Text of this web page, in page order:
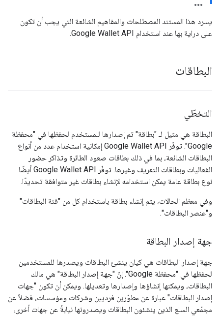
يسرد هذا المستند المصطلحات والمفاهيم الشائعة التي يجب أن تكون
على دراية بها عند استخدام Google Wallet API.
البطاقات
التخطّي
البطاقة هي مثيل لـ "بطاقة" تم إصدارها للمستخدم لحفظها في "محفظة
Google". توفّر Google Wallet API إمكانية استخدام عدد من أنواع
البطاقات الشائعة، بما في ذلك بطاقات صعود الطائرة وتذاكر حضور
الفعاليات وبطاقات التعريف وغيرها. توفّر Google Wallet API أيضًا
نوع بطاقة عامة يمكن استخدامه لإنشاء بطاقات غير متوافقة تحديدًا.
وفي معظم الحالات، يتم إنشاء بطاقة باستخدام كل من "فئة البطاقات"
و"عنصر البطاقات".
جهة إصدار البطاقة
جهة إصدار البطاقات هي كيان ينشئ البطاقات ويصدرها للمستخدمين
لحفظها في "محفظة Google". إنّ "جهة إصدار البطاقة" هي مالك
البطاقات، ويمكنها إنشاؤها وإصدارها وتعديلها. ويمكن أن تكون "جهات
إصدار البطاقات" عبارة عن مطوّرين فرديين وشركات ومؤسسات، فضلاً عن
مجمّعي السلع الذين ينشئون البطاقات ويصدرونها نيابةً عن جهات أخرى،